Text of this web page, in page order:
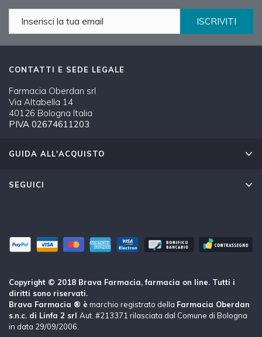
ISCRIVITI
CONTATTI E SEDE LEGALE
Farmacia Oberdan srl
Via Altabella 14
40126 Bologna Italia
PIVA 02674611203
GUIDA ALL'ACQUISTO
SEGUICI
Copyright © 2018 Brava Farmacia, farmacia on line. Tutti i
diritti sono riservati.
Brava Farmacia ® è marchio registrato della Farmacia Oberdan
s.n.c. di Linfa 2 srl Aut. #213371 rilasciata dal Comune di Bologna
in data 29/09/2006.